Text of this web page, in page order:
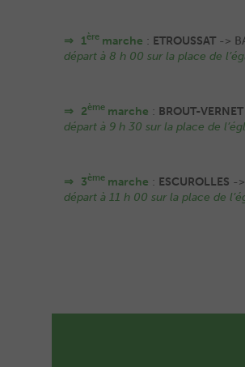
⇒ 1ère marche : ETROUSSAT ->
départ à 8 h 00 sur la place de
⇒ 2ème marche : BROUT-VERNET
départ à 9 h 30 sur la place de
⇒ 3ème marche : ESCUROLLES -
départ à 11 h 00 sur la place de